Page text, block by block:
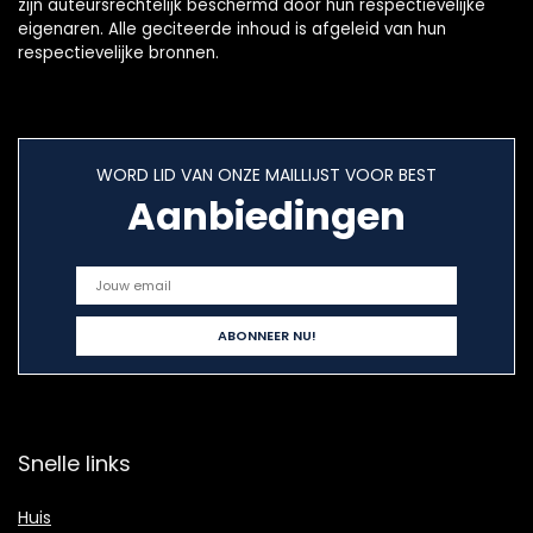
zijn auteursrechtelijk beschermd door hun respectievelijke
eigenaren. Alle geciteerde inhoud is afgeleid van hun
respectievelijke bronnen.
WORD LID VAN ONZE MAILLIJST VOOR BEST
Aanbiedingen
Snelle links
Huis